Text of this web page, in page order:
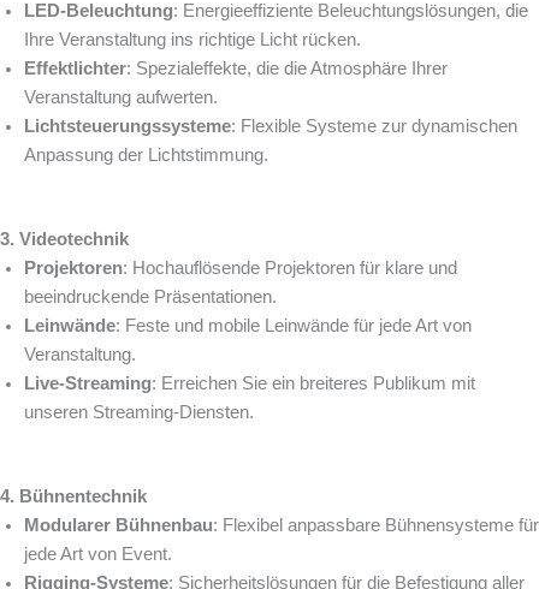
LED-Beleuchtung: Energieeffiziente Beleuchtungslösungen, die
Ihre Veranstaltung ins richtige Licht rücken.
Effektlichter: Spezialeffekte, die die Atmosphäre Ihrer
Veranstaltung aufwerten.
Lichtsteuerungssysteme: Flexible Systeme zur dynamischen
Anpassung der Lichtstimmung.
3. Videotechnik
Projektoren: Hochauflösende Projektoren für klare und
beeindruckende Präsentationen.
Leinwände: Feste und mobile Leinwände für jede Art von
Veranstaltung.
Live-Streaming: Erreichen Sie ein breiteres Publikum mit
unseren Streaming-Diensten.
4. Bühnentechnik
Modularer Bühnenbau: Flexibel anpassbare Bühnensysteme für
jede Art von Event.
Rigging-Systeme: Sicherheitslösungen für die Befestigung aller